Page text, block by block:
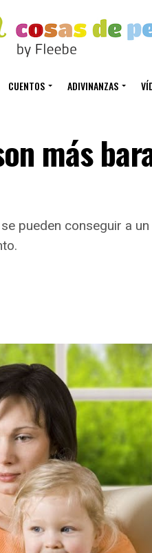
CUENTOS ADIVINANZAS
más
pueden conseguir a